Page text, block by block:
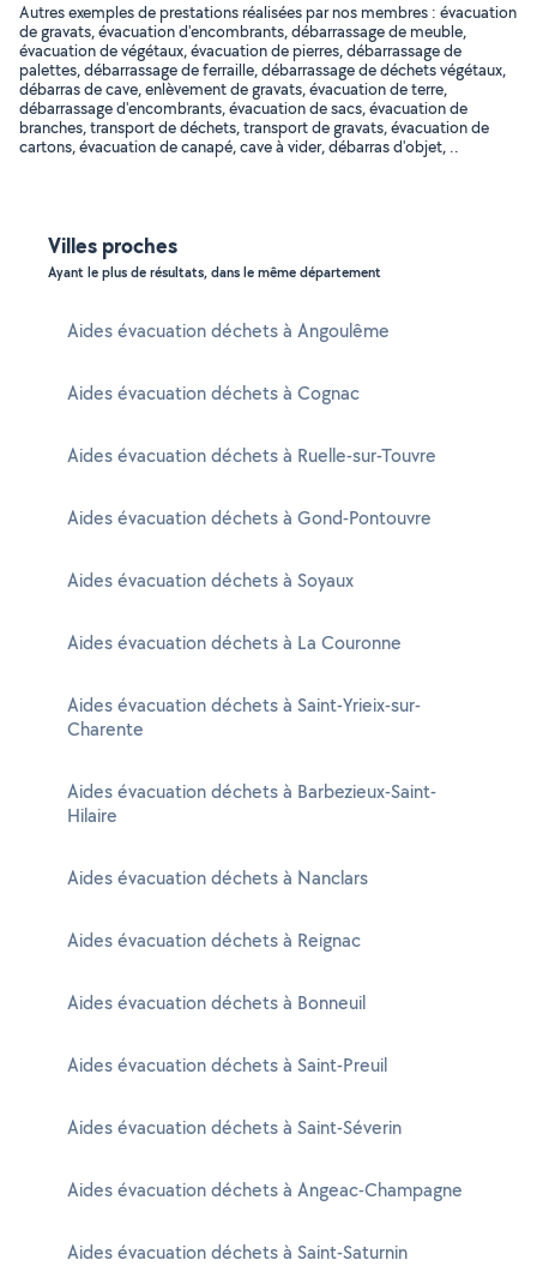
Autres exemples de prestations réalisées par nos membres : évacuation
de gravats, évacuation d'encombrants, débarrassage de meuble,
évacuation de végétaux, évacuation de pierres, débarrassage de
palettes, débarrassage de ferraille, débarrassage de déchets végétaux,
débarras de cave, enlèvement de gravats, évacuation de terre,
débarrassage d'encombrants, évacuation de sacs, évacuation de
branches, transport de déchets, transport de gravats, évacuation de
cartons, évacuation de canapé, cave à vider, débarras d'objet, ..
Villes proches
Ayant le plus de résultats, dans le même département
Aides évacuation déchets à Angoulême
Aides évacuation déchets à Cognac
Aides évacuation déchets à Ruelle-sur-Touvre
Aides évacuation déchets à Gond-Pontouvre
Aides évacuation déchets à Soyaux
Aides évacuation déchets à La Couronne
Aides évacuation déchets à Saint-Yrieix-sur-
Charente
Aides évacuation déchets à Barbezieux-Saint-
Hilaire
Aides évacuation déchets à Nanclars
Aides évacuation déchets à Reignac
Aides évacuation déchets à Bonneuil
Aides évacuation déchets à Saint-Preuil
Aides évacuation déchets à Saint-Séverin
Aides évacuation déchets à Angeac-Champagne
Aides évacuation déchets à Saint-Saturnin